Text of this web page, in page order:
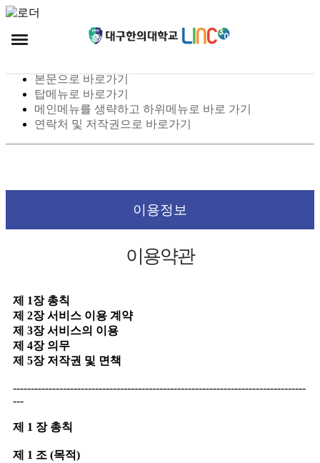
스킵 네비게이션
본문으로 바로가기
탑메뉴로 바로가기
메인메뉴를 생략하고 하위메뉴로 바로 가기
연락처 및 저작권으로 바로가기
이용정보
이용약관
제 1장 총칙
제 2장 서비스 이용 계약
제 3장 서비스의 이용
제 4장 의무
제 5장 저작권 및 면책
----------------------------------------------------------------------------------
---
제 1 장 총칙
제 1 조 (목적)